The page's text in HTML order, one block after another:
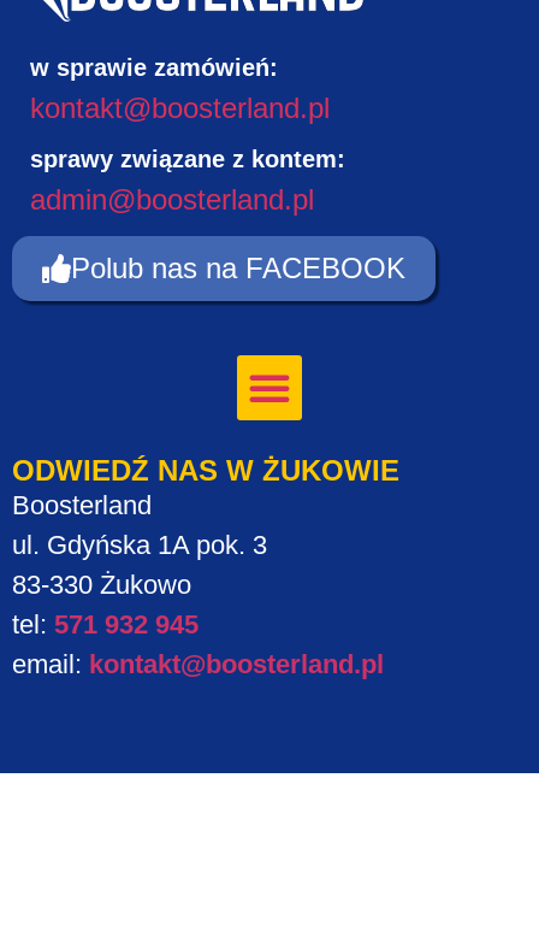
w sprawie zamówień:
kontakt@boosterland.pl
sprawy związane z kontem:
admin@boosterland.pl
Polub nas na FACEBOOK
ODWIEDŹ NAS W ŻUKOWIE
Boosterland
ul. Gdyńska 1A pok. 3
83-330 Żukowo
tel: 571 932 945
email: kontakt@boosterland.pl